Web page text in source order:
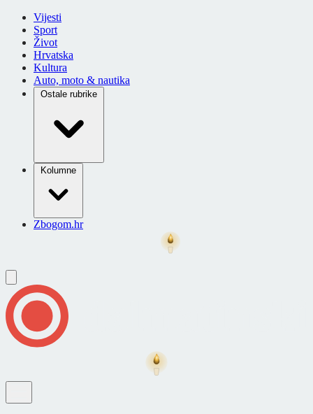
Vijesti
Sport
Život
Hrvatska
Kultura
Auto, moto & nautika
Ostale rubrike
Kolumne
Zbogom.hr